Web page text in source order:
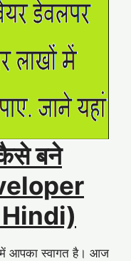
बने
आपका स्वागत है। आज